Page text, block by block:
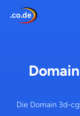
Die Domain 3d-